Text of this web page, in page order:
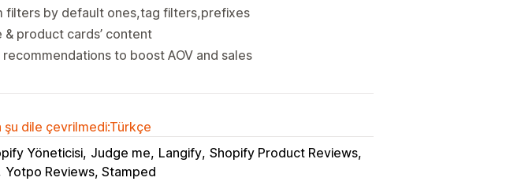
by default ones,tag filters,prefixes
product cards’ content
to boost AOV and sales
şu dile çevrilmedi:Türkçe
Yöneticisi Judge me Langify Shopify Product Reviews
Yotpo Reviews, Stamped